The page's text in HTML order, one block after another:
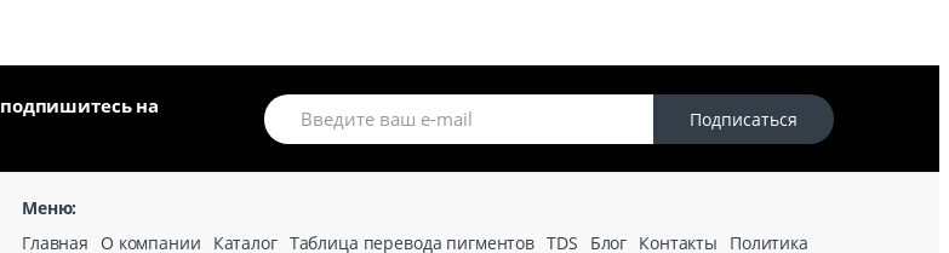
подпишитесь на
Подписаться
Меню:
Главная
О компании Каталог Таблица перевода пигментов TDS Блог Контакты Политика